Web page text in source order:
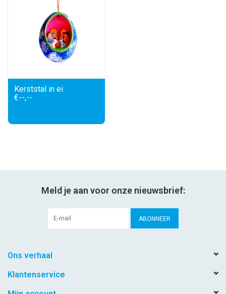
Kerststal in ei
€--,--
Meld je aan voor onze nieuwsbrief:
ABONNEER
Ons verhaal
Klantenservice